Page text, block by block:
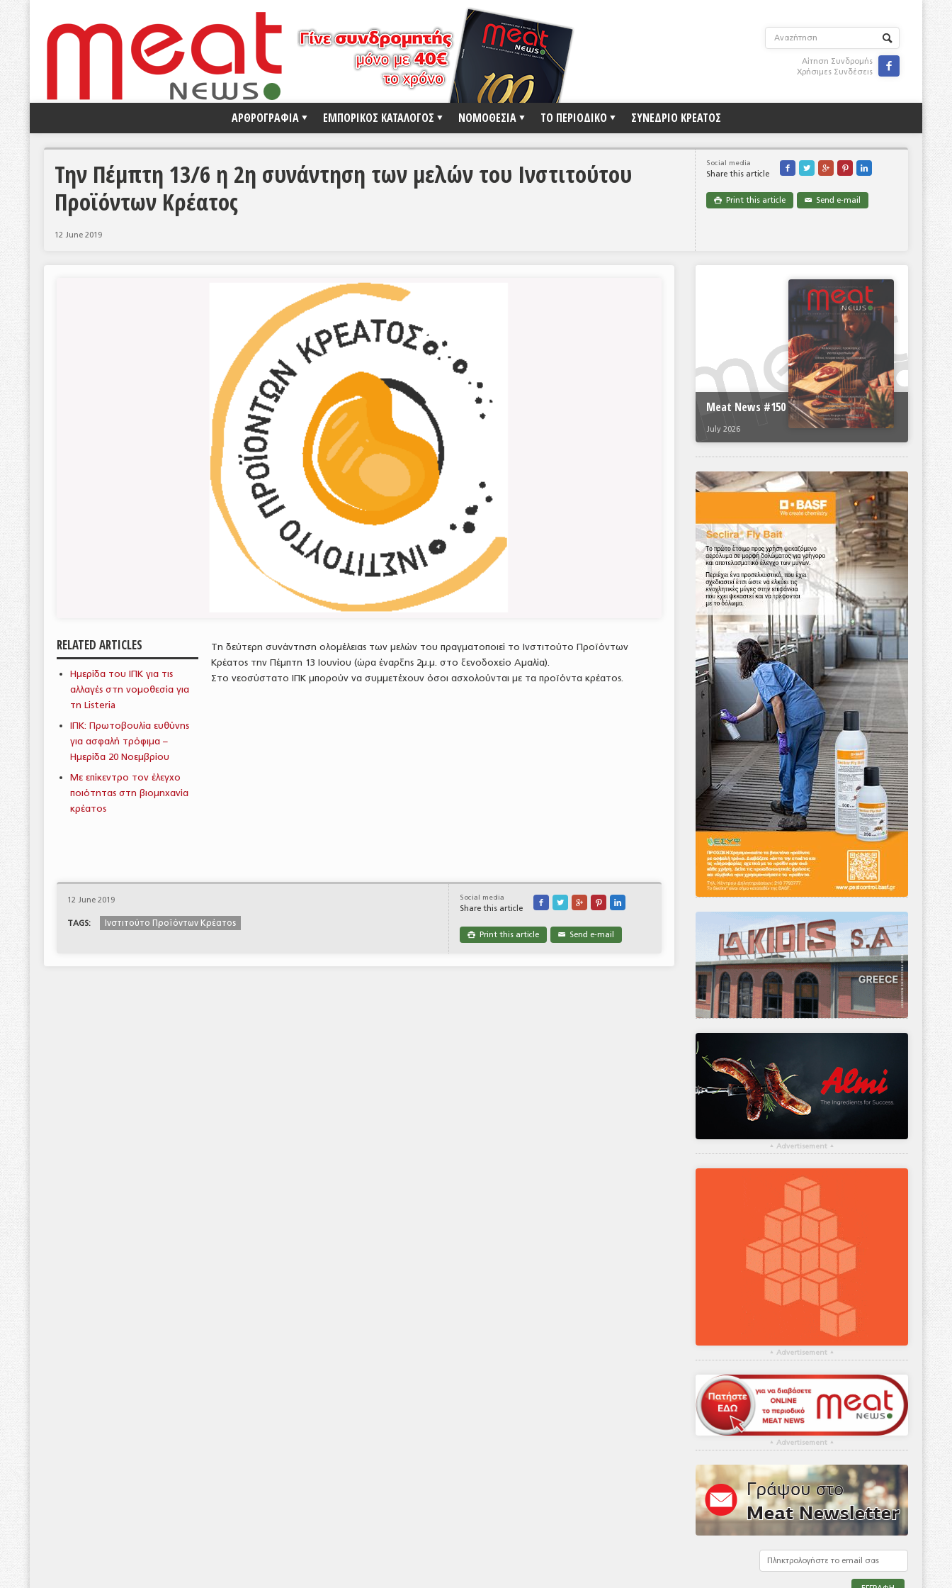
Αίτηση Συνδρομής
Χρήσιμες Συνδέσεις

ΑΡΘΡΟΓΡΑΦΙΑ ΕΜΠΟΡΙΚΟΣ ΚΑΤΑΛΟΓΟΣ ΝΟΜΟΘΕΣΙΑ ΤΟ ΠΕΡΙΟΔΙΚΟ ΣΥΝΕΔΡΙΟ ΚΡΕΑΤΟΣ
Social media
Share this article
    
 Print this article ✉ Send e-mail
Την Πέμπτη 13/6 η 2η συνάντηση των μελών του Ινστιτούτου
Προϊόντων Κρέατος
12 June 2019
RELATED ARTICLES
Ημερίδα του ΙΠΚ για τις
αλλαγές στη νομοθεσία για
τη Listeria
ΙΠΚ: Πρωτοβουλία ευθύνης
για ασφαλή τρόφιμα –
Ημερίδα 20 Νοεμβρίου
Με επίκεντρο τον έλεγχο
ποιότητας στη βιομηχανία
κρέατος
Τη δεύτερη συνάντηση ολομέλειας των μελών του πραγματοποιεί το Ινστιτούτο Προϊόντων
Κρέατος την Πέμπτη 13 Ιουνίου (ώρα έναρξης 2μ.μ. στο ξενοδοχείο Αμαλία).
Στο νεοσύστατο ΙΠΚ μπορούν να συμμετέχουν όσοι ασχολούνται με τα προϊόντα κρέατος.
Social media
Share this article
    
 Print this article ✉ Send e-mail
12 June 2019
TAGS: Ινστιτούτο Προϊόντων Κρέατος
Meat News #150
July 2026
▴ Advertisement ▴
▴ Advertisement ▴
▴ Advertisement ▴